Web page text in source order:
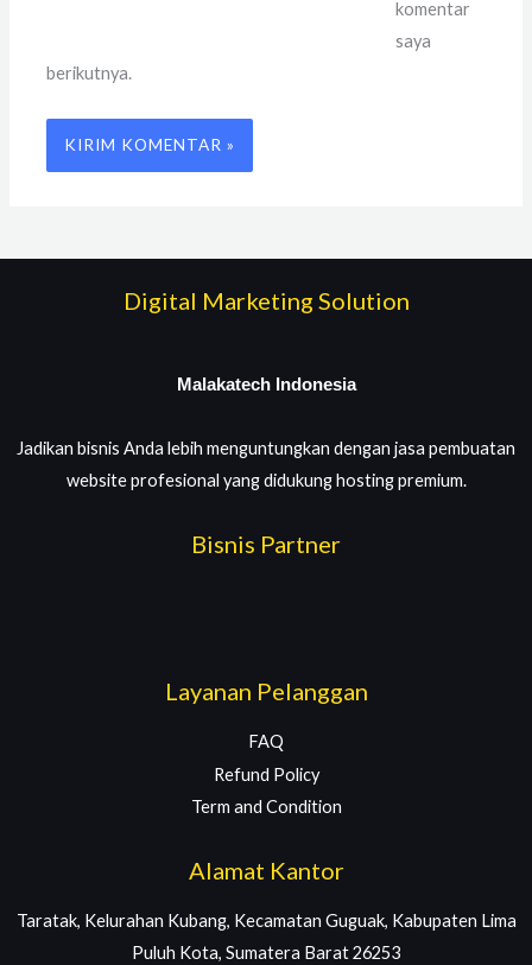
komentar
saya
berikutnya.
Digital Marketing Solution
Malakatech Indonesia
Jadikan bisnis Anda lebih menguntungkan dengan jasa pembuatan
website profesional yang didukung hosting premium.
Bisnis Partner
Layanan Pelanggan
FAQ
Refund Policy
Term and Condition
Alamat Kantor
Taratak, Kelurahan Kubang, Kecamatan Guguak, Kabupaten Lima
Puluh Kota, Sumatera Barat 26253